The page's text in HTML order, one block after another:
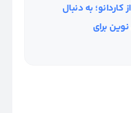
به دنبال
برای